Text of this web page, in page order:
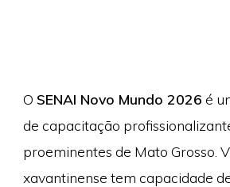
O SENAI Novo Mundo 2026 é
de capacitação
proeminentes de Mato Grosso.
xavantinense tem capacidade